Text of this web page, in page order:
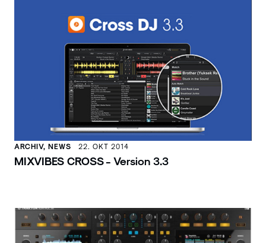
ARCHIV, NEWS 22. OKT 2014
MIXVIBES CROSS - Version 3.3